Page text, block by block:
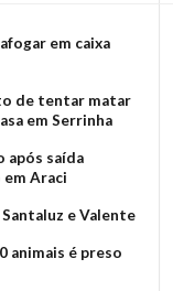
em caixa
de tentar matar
em Serrinha
após saída
Araci
e Valente
animais é preso